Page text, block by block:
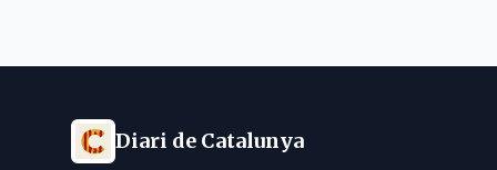
Diari de Catalunya